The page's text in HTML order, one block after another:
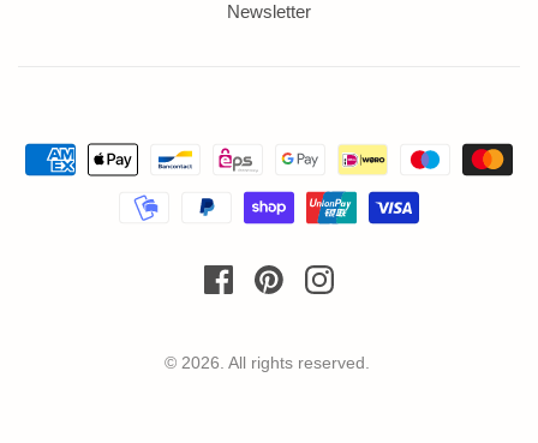
Newsletter
© 2026. All rights reserved.